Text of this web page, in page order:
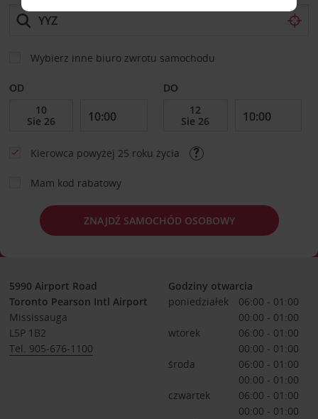
Wybierz inne biuro zwrotu samochodu
OD DO
Kierowca powyżej 25 roku życia
Mam kod rabatowy
ZNAJDŹ SAMOCHÓD OSOBOWY
5990 Airport Road
Toronto Pearson Intl Airport
Mississauga
L5P 1B2
Tel. 905-676-1100
Godziny otwarcia
poniedziałek
06:00 - 01:00
00:00 - 01:00
wtorek
06:00 - 01:00
00:00 - 01:00
środa
06:00 - 01:00
00:00 - 01:00
czwartek
06:00 - 01:00
00:00 - 01:00